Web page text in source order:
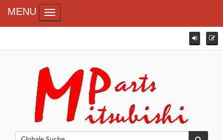
MENU Toggle navigation